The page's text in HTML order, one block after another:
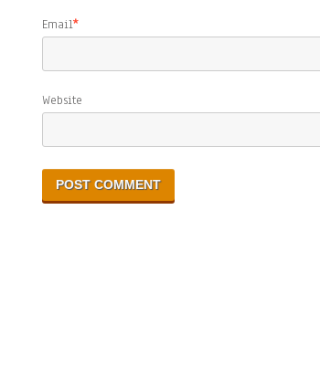
Email*
Website